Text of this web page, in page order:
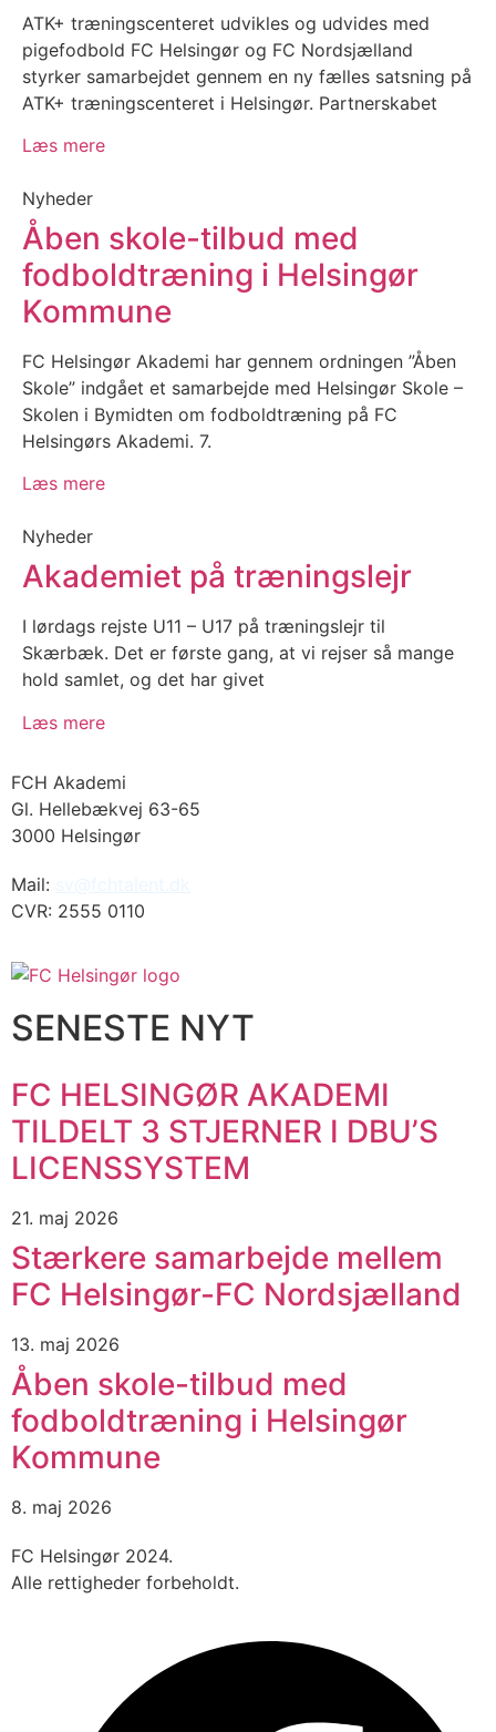
ATK+ træningscenteret udvikles og udvides med
pigefodbold FC Helsingør og FC Nordsjælland
styrker samarbejdet gennem en ny fælles satsning på
ATK+ træningscenteret i Helsingør. Partnerskabet
Læs mere
Nyheder
Åben skole-tilbud med
fodboldtræning i Helsingør
Kommune
FC Helsingør Akademi har gennem ordningen ”Åben
Skole” indgået et samarbejde med Helsingør Skole –
Skolen i Bymidten om fodboldtræning på FC
Helsingørs Akademi. 7.
Læs mere
Nyheder
Akademiet på træningslejr
I lørdags rejste U11 – U17 på træningslejr til
Skærbæk. Det er første gang, at vi rejser så mange
hold samlet, og det har givet
Læs mere
FCH Akademi
Gl. Hellebækvej 63-65
3000 Helsingør
Mail:
CVR: 2555 0110
SENESTE NYT
FC HELSINGØR AKADEMI
TILDELT 3 STJERNER I DBU’S
LICENSSYSTEM
21. maj 2026
Stærkere samarbejde mellem
FC Helsingør-FC Nordsjælland
13. maj 2026
Åben skole-tilbud med
fodboldtræning i Helsingør
Kommune
8. maj 2026
FC Helsingør 2024.
Alle rettigheder forbeholdt.